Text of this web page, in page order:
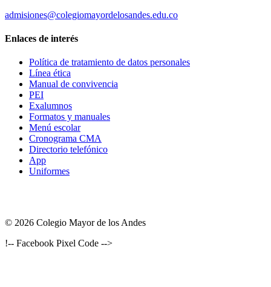
admisiones@colegiomayordelosandes.edu.co
Enlaces de interés
Política de tratamiento de datos personales
Línea ética
Manual de convivencia
PEI
Exalumnos
Formatos y manuales
Menú escolar
Cronograma CMA
Directorio telefónico
App
Uniformes
© 2026 Colegio Mayor de los Andes
!-- Facebook Pixel Code -->